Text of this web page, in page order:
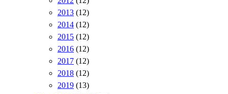
2013 (12)
2014 (12)
2015 (12)
2016 (12)
2017 (12)
2018 (12)
2019 (13)